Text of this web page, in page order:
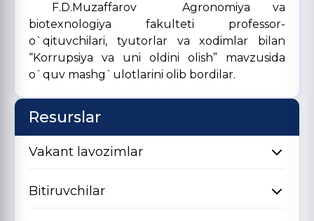
F.D.Muzaffarov Agronomiya va
biotexnologiya fakulteti professor-
o`qituvchilari, tyutorlar va xodimlar bilan
“Korrupsiya va uni oldini olish” mavzusida
o`quv mashg`ulotlarini olib bordilar.
Resurslar
Vakant lavozimlar
Bitiruvchilar